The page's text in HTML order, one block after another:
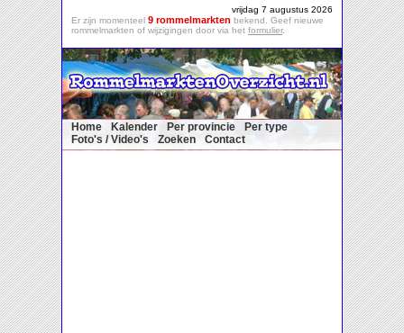
vrijdag 7 augustus 2026
Er zijn momenteel 9 rommelmarkten bekend. Geef nieuwe
rommelmarkten of wijzigingen door via het formulier.
Home Kalender Per provincie
Per type
Foto's / Video's
Zoeken Contact